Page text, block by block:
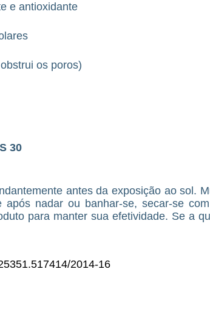
e antioxidante
os poros)
30
antes da exposição ao sol.
nadar ou banhar-se, secar-se
para manter sua efetividade. Se a
2014-16